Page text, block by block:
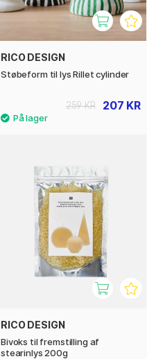
RICO DESIGN
Støbeform til lys Rillet cylinder
207 KR
259 KR
RICO DESIGN
Bivoks til fremstilling af
stearinlys 200g